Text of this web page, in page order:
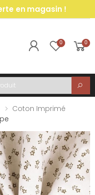
en magasin !
0 0
Coton Imprimé